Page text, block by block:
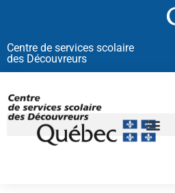
Centre de services scolaire
des Découvreurs